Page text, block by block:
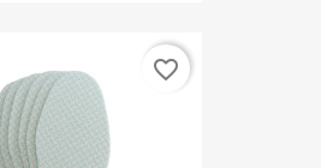
favorite_border